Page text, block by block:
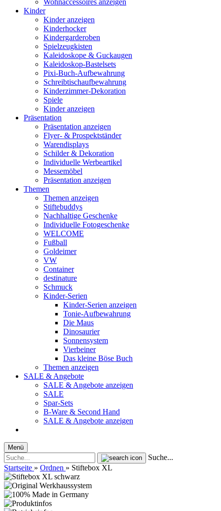
Wohnaccessoires anzeigen
Kinder
Kinder anzeigen
Kinderhocker
Kindergarderoben
Spielzeugkisten
Kaleidoskope & Guckaugen
Kaleidoskop-Bastelsets
Pixi-Buch-Aufbewahrung
Schreibtischaufbewahrung
Kinderzimmer-Dekoration
Spiele
Kinder anzeigen
Präsentation
Präsentation anzeigen
Flyer- & Prospektständer
Warendisplays
Schilder & Dekoration
Individuelle Werbeartikel
Messemöbel
Präsentation anzeigen
Themen
Themen anzeigen
Stiftebuddys
Nachhaltige Geschenke
Individuelle Fotogeschenke
WELCOME
Fußball
Goldeimer
VW
Container
destinature
Schmuck
Kinder-Serien
Kinder-Serien anzeigen
Tonie-Aufbewahrung
Die Maus
Dinosaurier
Sonnensystem
Vierbeiner
Das kleine Böse Buch
Themen anzeigen
SALE & Angebote
SALE & Angebote anzeigen
SALE
Spar-Sets
B-Ware & Second Hand
SALE & Angebote anzeigen
Menü
Suche...
Startseite » Ordnen » Stiftebox XL